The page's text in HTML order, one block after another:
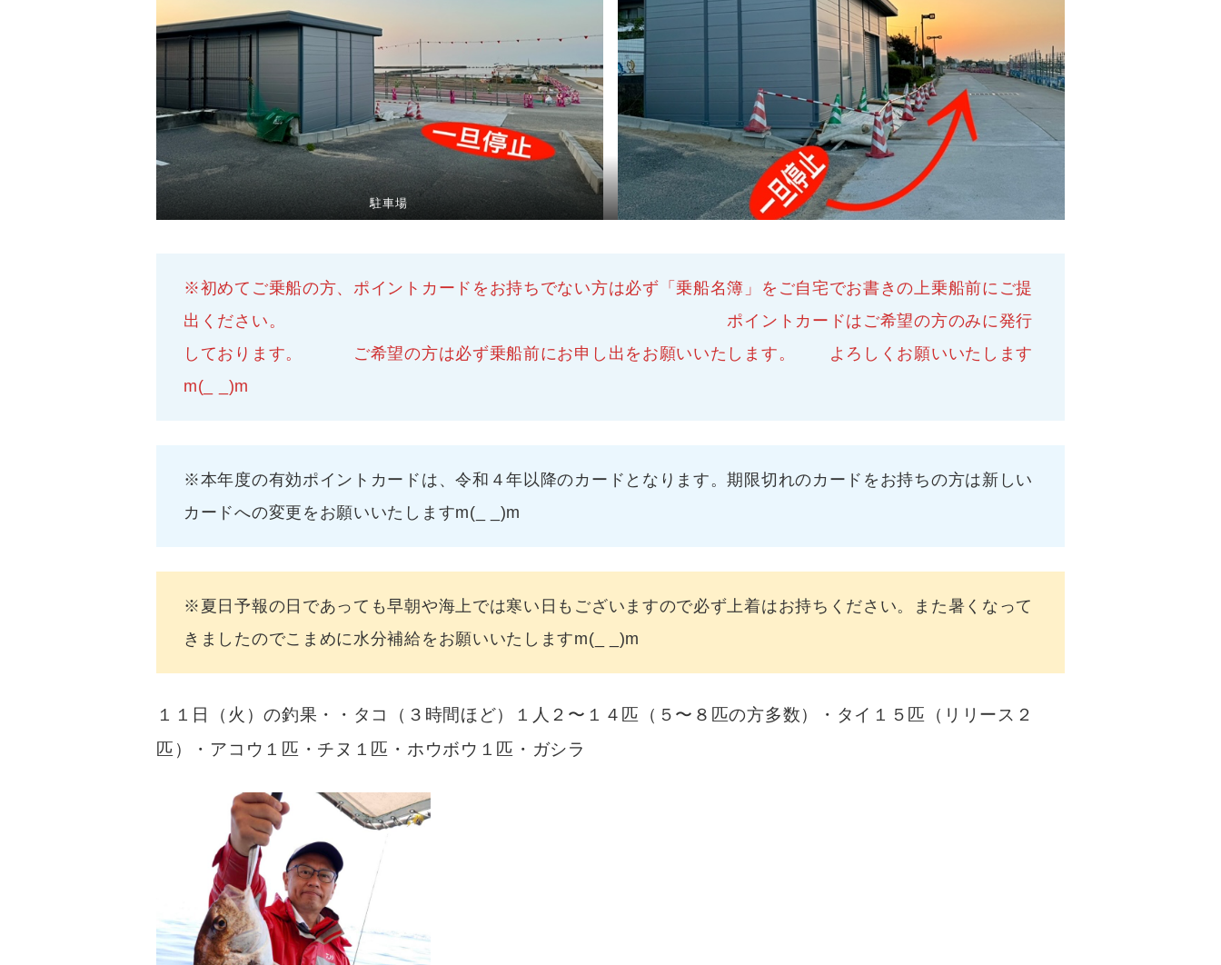
駐車場
※初めてご乗船の方、ポイントカードをお持ちでない方は必ず「乗船名簿」をご自宅でお書きの上乗船前にご提
出ください。 ポイントカードはご希望の方のみに発行
しております。 ご希望の方は必ず乗船前にお申し出をお願いいたします。 よろしくお願いいたします
m(_ _)m
※本年度の有効ポイントカードは、令和４年以降のカードとなります。期限切れのカードをお持ちの方は新しい
カードへの変更をお願いいたしますm(_ _)m
※夏日予報の日であっても早朝や海上では寒い日もございますので必ず上着はお持ちください。また暑くなって
きましたのでこまめに水分補給をお願いいたしますm(_ _)m
１１日（火）の釣果・・タコ（３時間ほど）１人２〜１４匹（５〜８匹の方多数）・タイ１５匹（リリース２
匹）・アコウ１匹・チヌ１匹・ホウボウ１匹・ガシラ